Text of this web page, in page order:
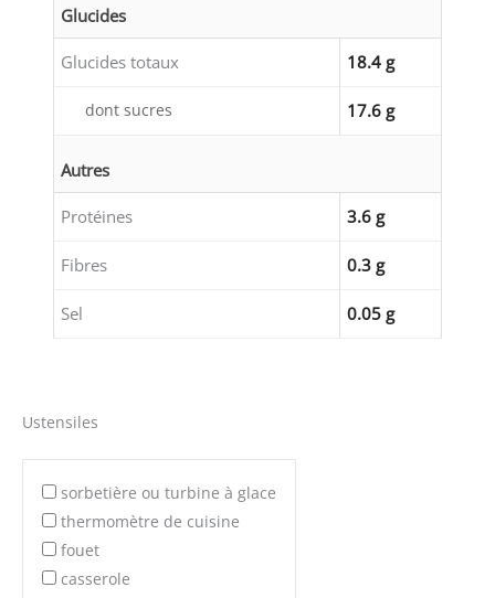
Glucides
Glucides totaux 18.4 g
dont sucres 17.6 g
Autres
Protéines 3.6 g
Fibres 0.3 g
Sel 0.05 g
Ustensiles
sorbetière ou turbine à glace
thermomètre de cuisine
fouet
casserole